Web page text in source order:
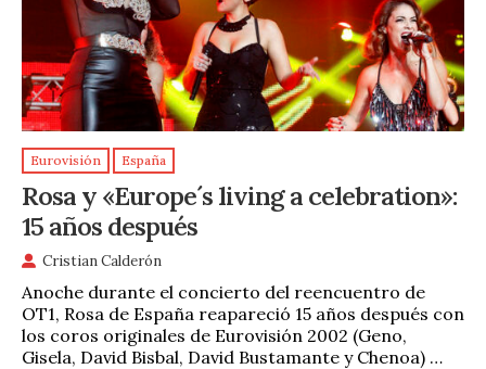
Eurovisión España
Rosa y «Europe´s living a celebration»:
15 años después
Cristian Calderón
Anoche durante el concierto del reencuentro de
OT1, Rosa de España reapareció 15 años después con
los coros originales de Eurovisión 2002 (Geno,
Gisela, David Bisbal, David Bustamante y Chenoa) …